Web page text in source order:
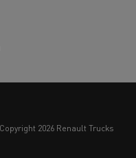
copyright 2026 Renault Trucks